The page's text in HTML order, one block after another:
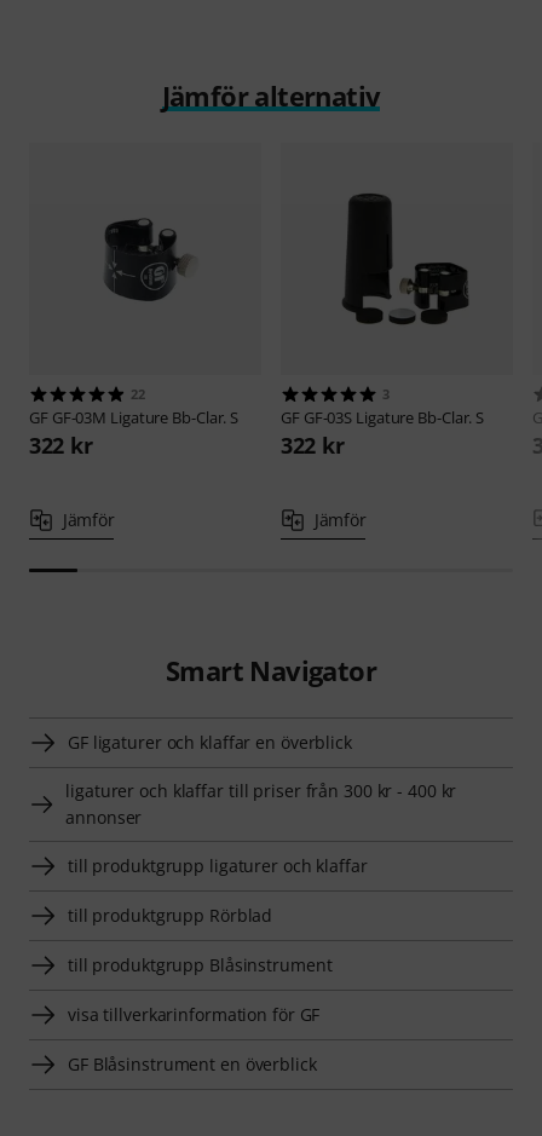
Jämför alternativ
22
GF GF-03M Ligature Bb-Clar. S
322 kr
Jämför
3
GF GF-03S Ligature Bb-Clar. S
322 kr
Jämför
Smart Navigator
GF ligaturer och klaffar en överblick
ligaturer och klaffar till priser från 300 kr - 400 kr
annonser
till produktgrupp ligaturer och klaffar
till produktgrupp Rörblad
till produktgrupp Blåsinstrument
visa tillverkarinformation för GF
GF Blåsinstrument en överblick